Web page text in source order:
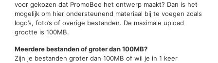
voor gekozen dat PromoBee het ontwerp maakt? Dan is het
mogelijk om hier ondersteunend materiaal bij te voegen zoals
logo’s, foto’s of overige bestanden. De maximale upload
grootte is 100MB.
Meerdere bestanden of groter dan 100MB?
Zijn je bestanden groter dan 100MB of wil je in 1 keer